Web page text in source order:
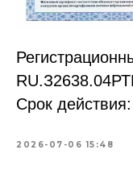
Срок
2026-07-06 15:48